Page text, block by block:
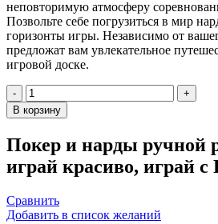
неповторимую атмосферу
Позвольте себе погрузиться в мир
горизонты игры. Независимо от
предложат вам увлекательное
игровой доске.
Количество
товара
Нарды
"Слэб
1"
60,
В корзину
Покер и нарды ручной
играй красиво, играй с
Сравнить
Добавить в список желаний